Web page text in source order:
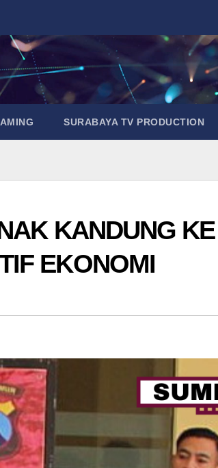
SURABAYA TV PRODUCTION
KANDUNG KE
EKONOMI